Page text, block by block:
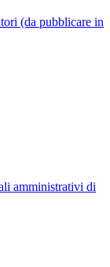
(da pubblicare in
amministrativi di